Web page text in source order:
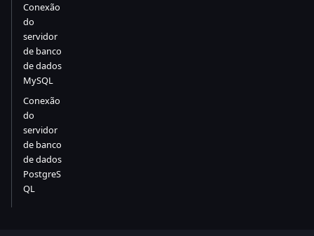
Conexão
do
servidor
de banco
de dados
MySQL
Conexão
do
servidor
de banco
de dados
PostgreS
QL